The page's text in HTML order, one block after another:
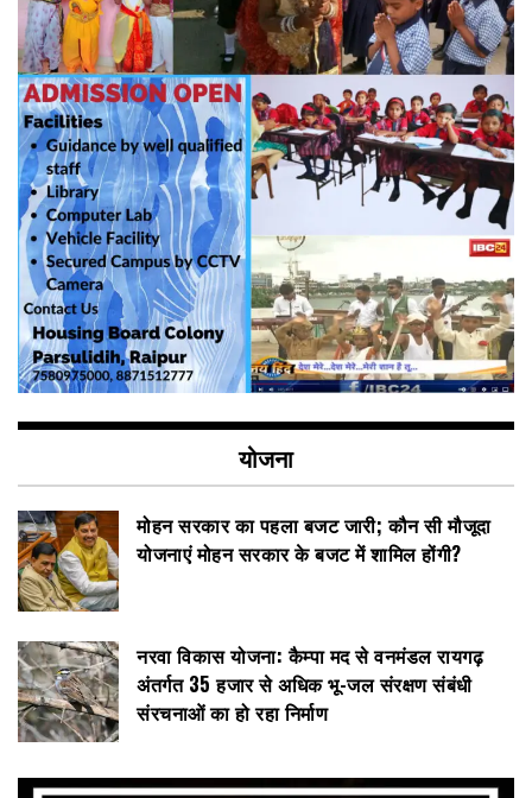
योजना
मोहन सरकार का पहला बजट जारी; कौन सी मौजूदा
योजनाएं मोहन सरकार के बजट में शामिल होंगी?
नरवा विकास योजना: कैम्पा मद से वनमंडल रायगढ़
अंतर्गत 35 हजार से अधिक भू-जल संरक्षण संबंधी
संरचनाओं का हो रहा निर्माण